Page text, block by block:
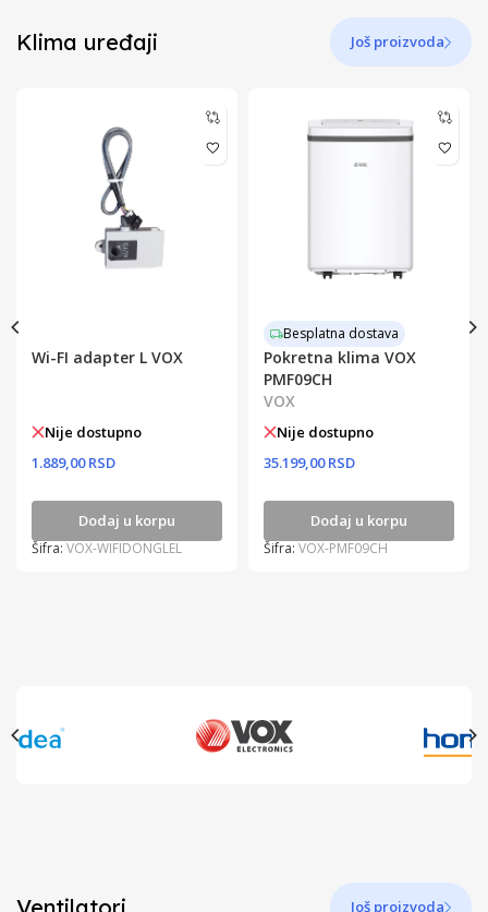
Klima uređaji Još proizvoda
Wi-FI adapter L VOX
Nije dostupno
1.889,00 RSD
Dodaj u korpu
Šifra: VOX-WIFIDONGLEL
Besplatna dostava
Pokretna klima VOX
PMF09CH
VOX
Nije dostupno
35.199,00 RSD
Dodaj u korpu
Šifra: VOX-PMF09CH
Još proizvoda